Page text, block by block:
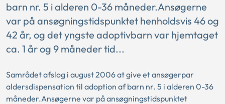
barn nr. 5 i alderen 0-36 måneder.Ansøgerne
var på ansøgningstidspunktet henholdsvis 46 og
42 år, og det yngste adoptivbarn var hjemtaget
ca. 1 år og 9 måneder tid...
Samrådet afslog i august 2006 at give et ansøgerpar
aldersdispensation til adoption af barn nr. 5 i alderen 0-36
måneder.Ansøgerne var på ansøgningstidspunktet